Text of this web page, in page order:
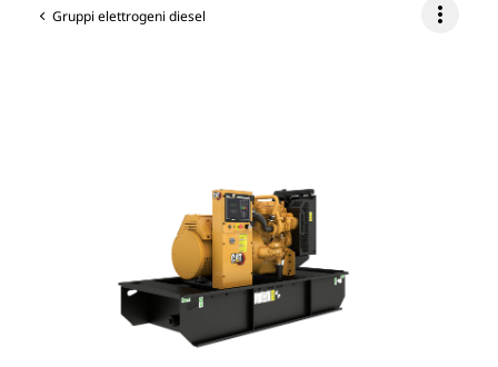
Gruppi elettrogeni diesel more_vert